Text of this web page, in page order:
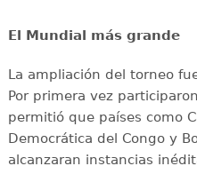
El Mundial más grande
La ampliación del torneo
Por primera vez
permitió que países como
Democrática del Congo y
alcanzaran instancias